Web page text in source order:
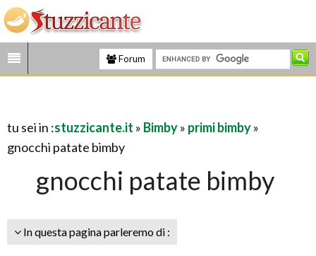
Forum
tu sei in :stuzzicante.it » Bimby» primi bimby»
gnocchi patate bimby
gnocchi patate bimby
In questa pagina parleremo di :